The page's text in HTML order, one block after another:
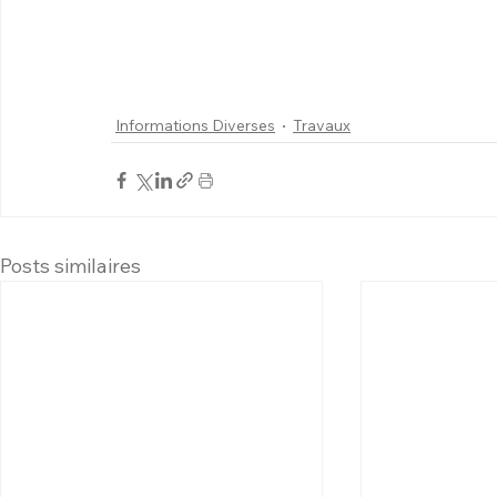
Informations Diverses Travaux
Posts similaires